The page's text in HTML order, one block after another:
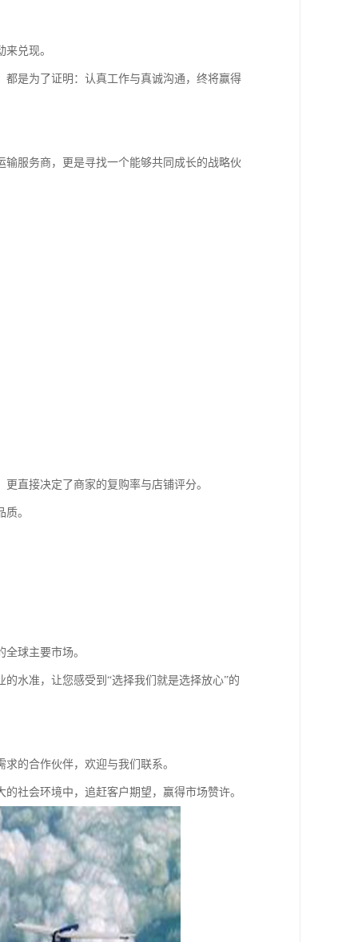
兑现。
是为了证明：认真工作与真诚沟通，终将赢得
服务商，更是寻找一个能够共同成长的战略伙
直接决定了商家的复购率与店铺评分。
。
球主要市场。
水准，让您感受到“选择我们就是选择放心”的
的合作伙伴，欢迎与我们联系。
社会环境中，追赶客户期望，赢得市场赞许。